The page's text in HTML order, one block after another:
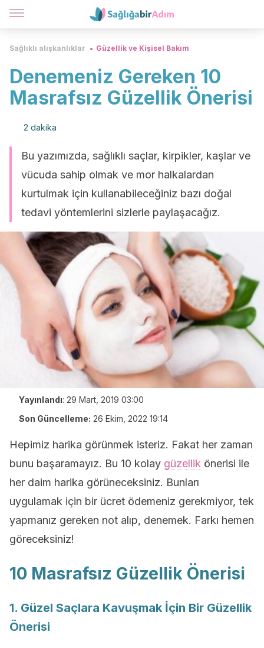
Sağlıklı alışkanlıklar Güzellik ve Kişisel Bakım
Denemeniz Gereken 10
Masrafsız Güzellik Önerisi
2 dakika
Bu yazımızda, sağlıklı saçlar, kirpikler, kaşlar ve
vücuda sahip olmak ve mor halkalardan
kurtulmak için kullanabileceğiniz bazı doğal
tedavi yöntemlerini sizlerle paylaşacağız.
Yayınlandı: 29 Mart, 2019 03:00
Son Güncelleme: 26 Ekim, 2022 19:14
Hepimiz harika görünmek isteriz. Fakat her zaman
bunu başaramayız. Bu 10 kolay güzellik önerisi ile
her daim harika görüneceksiniz. Bunları
uygulamak için bir ücret ödemeniz gerekmiyor, tek
yapmanız gereken not alıp, denemek. Farkı hemen
göreceksiniz!
10 Masrafsız Güzellik Önerisi
1. Güzel Saçlara Kavuşmak İçin Bir Güzellik
Önerisi